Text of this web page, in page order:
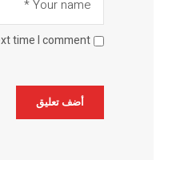
time I comment.